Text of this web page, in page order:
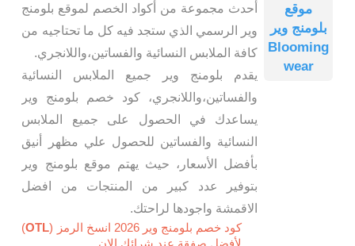
موقع
بلومنج وير
Blooming
wear
أحدث مجموعة من أكواد الخصم لموقع بلومنج
وير الرسمي الذي ستجد فيه كل ما تحتاجيه من
كافة الملابس النسائية والفساتين،واللانجري.
يقدم بلومنج وير جميع الملابس النسائية
والفساتين،واللانجري، كود خصم بلومنج وير
يساعدك في الحصول على جميع الملابس
النسائية والفساتين للحصول علي مظهر أنيق
بأفضل الأسعار، حيث يهتم موقع بلومنج وير
بتوفير عدد كبير من المنتجات من افضل
الاقمشة واجودها لراحتك.
كود خصم بلومنج وير 2026 انسخ الرمز (
OTL
)
لأفضل صفقة عند شرائك الان